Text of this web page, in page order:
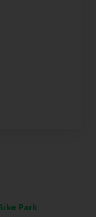
Park